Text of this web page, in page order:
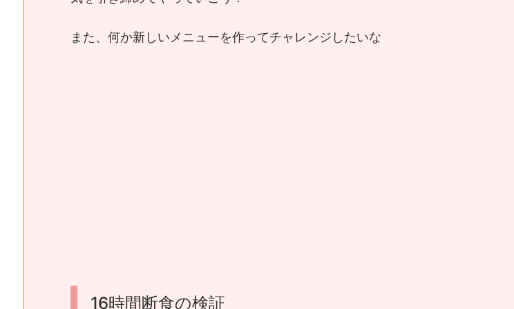
また、何か新しいメニューを作ってチャレンジしたいな
16時間断食の検証